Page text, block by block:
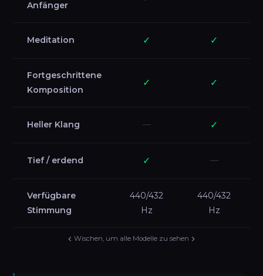
Anfänger
Meditation ✓ ✓
Fortgeschrittene
Komposition
✓ ✓
Heller Klang — ✓
Tief / erdend ✓ —
Verfügbare
Stimmung
440/432
Hz
440/432
Hz
Wischen, um alle Modelle zu sehen